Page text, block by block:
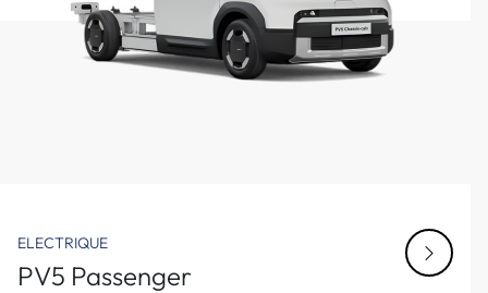
ELECTRIQUE
PV5 Passenger